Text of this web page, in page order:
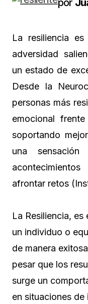
por
La resiliencia
adversidad
un estado de
Desde la
personas más
emocional
soportando
una
afrontar retos
La Resiliencia,
un individuo o
de manera
pesar que los
surge un
en situaciones